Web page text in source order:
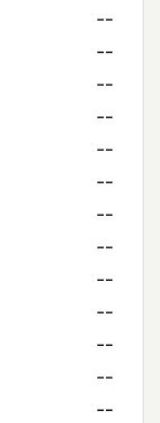
--
--
--
--
--
--
--
--
--
--
--
--
--